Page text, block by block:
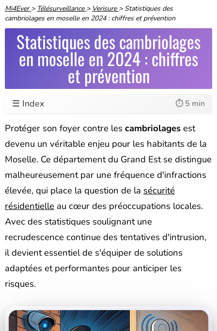
Mi4Ever > Télésurveillance > Verisure > Statistiques des
cambriolages en moselle en 2024 : chiffres et prévention
Statistiques des cambriolages
en moselle en 2024 : chiffres
et prévention
☰ Index ⏱️ 5 min
Protéger son foyer contre les cambriolagesest
devenu un véritable enjeu pour les habitants de la
Moselle. Ce département du Grand Est se distingue
malheureusement par une fréquence d'infractions
élevée, qui place la question de la sécurité
résidentielle au cœur des préoccupations locales.
Avec des statistiques soulignant une
recrudescence continue des tentatives d'intrusion,
il devient essentiel de s'équiper de solutions
adaptées et performantes pour anticiper les
risques.